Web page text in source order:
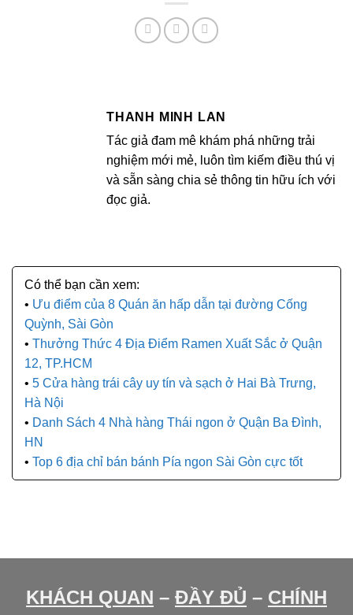
THANH MINH LAN
Tác giả đam mê khám phá những trải
nghiệm mới mẻ, luôn tìm kiếm điều thú vị
và sẵn sàng chia sẻ thông tin hữu ích với
đọc giả.
Ưu điểm của 8 Quán ăn hấp dẫn tại đường Cống
Quỳnh, Sài Gòn
Thưởng Thức 4 Địa Điểm Ramen Xuất Sắc ở Quận
12, TP.HCM
5 Cửa hàng trái cây uy tín và sạch ở Hai Bà Trưng,
Hà Nội
Danh Sách 4 Nhà hàng Thái ngon ở Quận Ba Đình,
HN
Top 6 địa chỉ bán bánh Pía ngon Sài Gòn cực tốt
KHÁCH QUAN – ĐẦY ĐỦ – CHÍNH